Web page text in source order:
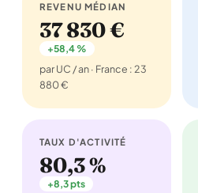
REVENU MÉDIAN
37 830 €
+58,4 %
par UC / an · France : 23
880 €
TAUX D'ACTIVITÉ
80,3 %
+8,3 pts